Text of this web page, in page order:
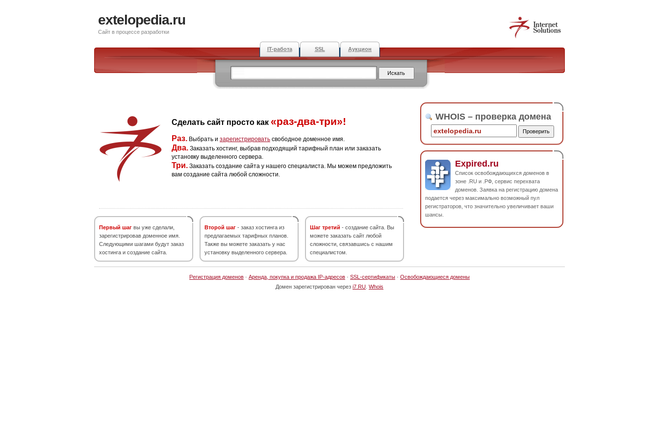
extelopedia.ru
Сайт в процессе разработки
IT-работа SSL Аукцион
Сделать сайт просто как «раз-два-три»!
Раз. Выбрать и зарегистрировать свободное доменное имя.
Два. Заказать хостинг, выбрав подходящий тарифный план или заказать
установку выделенного сервера.
Три. Заказать создание сайта у нашего специалиста. Мы можем предложить
вам создание сайта любой сложности.
Первый шаг вы уже сделали,
зарегистрировав доменное имя.
Следующими шагами будут заказ
хостинга и создание сайта.
Второй шаг - заказ хостинга из
предлагаемых тарифных планов.
Также вы можете заказать у нас
установку выделенного сервера.
Шаг третий - создание сайта. Вы
можете заказать сайт любой
сложности, связавшись с нашим
специалистом.
WHOIS – проверка домена
Expired.ru
Список освобождающихся доменов в
зоне .RU и .РФ, сервис перехвата
доменов. Заявка на регистрацию домена
подается через максимально возможный пул
регистраторов, что значительно увеличивает ваши
шансы.
Регистрация доменов · Аренда, покупка и продажа IP-адресов · SSL-сертификаты · Освобождающиеся домены
Домен зарегистрирован через i7.RU Whois